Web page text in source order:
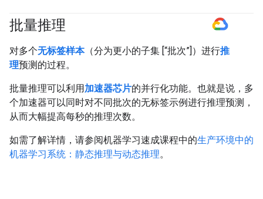
批量推理 #GoogleCloud
对多个无标签样本（分为更小的子集 [“批次”]）进行推
理预测的过程。
批量推理可以利用 加速器芯片的并行化功能。也就是说，多
个加速器可以同时对不同批次的无标签示例进行推理预测，
从而大幅提高每秒的推理次数。
如需了解详情，请参阅机器学习速成课程中的生产环境中的
机器学习系统：静态推理与动态推理。